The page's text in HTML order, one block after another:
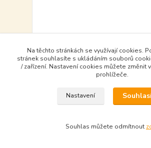
Albatros C.XII Vol. 2
535,00 Kč
535,00 Kčbez DPH
Do košíku - Add to basket
Na těchto stránkách se využívají cookies.
stránek souhlasíte s ukládáním souborů
/ zařízení. Nastavení cookies můžete změnit
prohlížeče.
Nastavení
Souhlas můžete odmítnout